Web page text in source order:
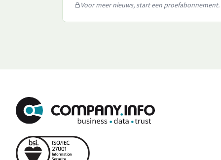
Voor meer nieuws, start een proefabonnement.